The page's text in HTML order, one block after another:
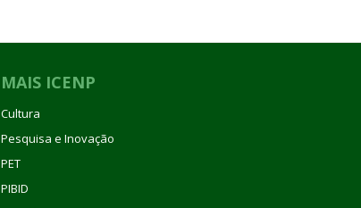
MAIS ICENP
Cultura
Pesquisa e Inovação
PET
PIBID